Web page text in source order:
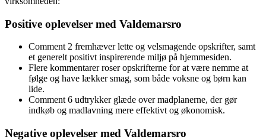
Positive oplevelser med Valdemarsro
Comment 2 fremhæver lette og velsmagende opskrifter, samt
et generelt positivt inspirerende miljø på hjemmesiden.
Flere kommentarer roser opskrifterne for at være nemme at
følge og have lækker smag, som både voksne og børn kan
lide.
Comment 6 udtrykker glæde over madplanerne, der gør
indkøb og madlavning mere effektivt og økonomisk.
Negative oplevelser med Valdemarsro